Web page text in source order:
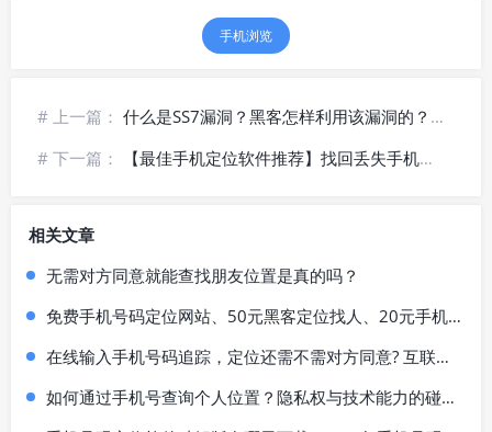
手机浏览
# 上一篇： 什么是SS7漏洞？黑客怎样利用该漏洞的？他的危害是什么？
# 下一篇：
【最佳手机定位软件推荐】找回丢失手机的利器
相关文章
无需对方同意就能查找朋友位置是真的吗？
免费手机号码定位网站、50元黑客定位找人、20元手机定位是真的吗？
在线输入手机号码追踪，定位还需不需对方同意? 互联网寻人技术的真相是怎样的?
如何通过手机号查询个人位置？隐私权与技术能力的碰撞是怎样的?